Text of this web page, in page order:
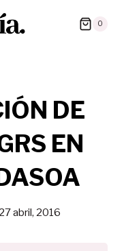
0
DE
EN
abril, 2016